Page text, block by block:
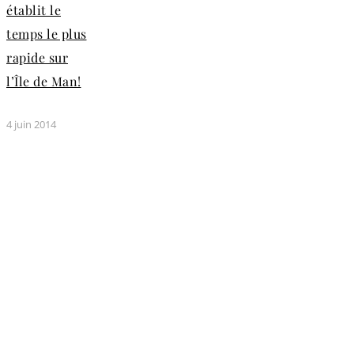
établit le
temps le plus
rapide sur
l’Île de Man!
4 juin 2014